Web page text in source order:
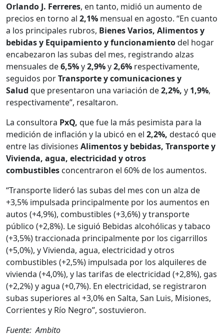
Orlando J. Ferreres, en tanto, midió un aumento de
precios en torno al 2,1% mensual en agosto. “En cuanto
a los principales rubros, Bienes Varios, Alimentos y
bebidas y Equipamiento y funcionamientodel hogar
encabezaron las subas del mes, registrando alzas
mensuales de6,5%y2,9%y2,6% respectivamente,
seguidos porTransporte y comunicaciones y
Salud que presentaron una variación de2,2%, y 1,9%,
respectivamente”, resaltaron.
La consultora PxQ, que fue la más pesimista para la
medición de inflación y la ubicó en el 2,2%, destacó que
entre las divisiones Alimentos y bebidas, Transporte y
Vivienda, agua, electricidad y otros
combustibles concentraron el 60% de los aumentos.
“Transporte lideró las subas del mes con un alza de
+3,5% impulsada principalmente por los aumentos en
autos (+4,9%), combustibles (+3,6%) y transporte
público (+2,8%). Le siguió Bebidas alcohólicas y tabaco
(+3,5%) traccionada principalmente por los cigarrillos
(+5,0%), y Vivienda, agua, electricidad y otros
combustibles (+2,5%) impulsada por los alquileres de
vivienda (+4,0%), y las tarifas de electricidad (+2,8%), gas
(+2,2%) y agua (+0,7%). En electricidad, se registraron
subas superiores al +3,0% en Salta, San Luis, Misiones,
Corrientes y Río Negro”, sostuvieron.
Fuente: Ambito